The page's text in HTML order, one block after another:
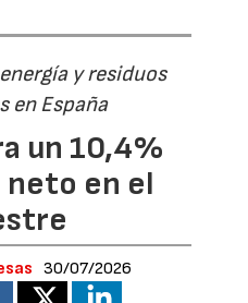
y residuos
en España
un 10,4%
en el
30/07/2026